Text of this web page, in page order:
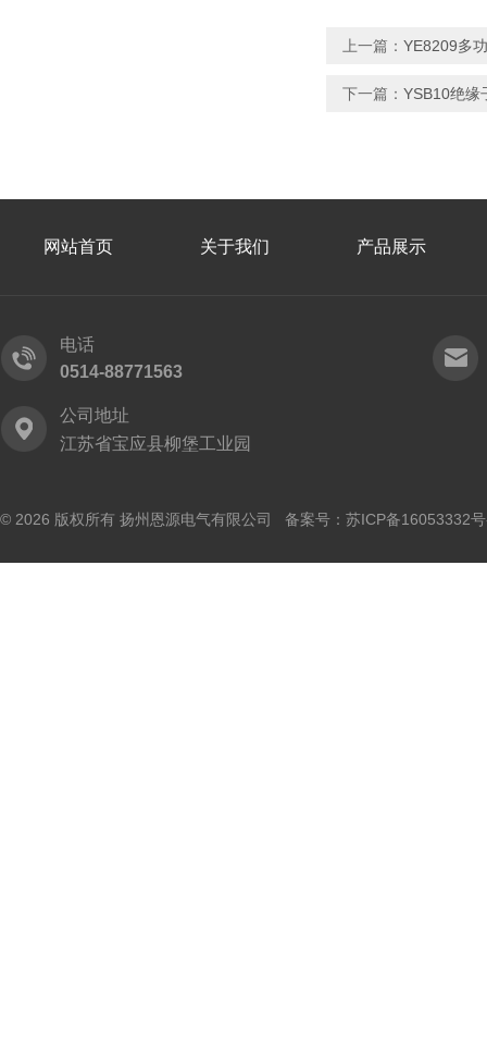
上一篇： YE8209多
下一篇： YSB10绝缘
网站首页 关于我们 产品展示
电话
0514-88771563
公司地址
江苏省宝应县柳堡工业园
© 2026 版权所有 扬州恩源电气有限公司 备案号： 苏ICP备16053332